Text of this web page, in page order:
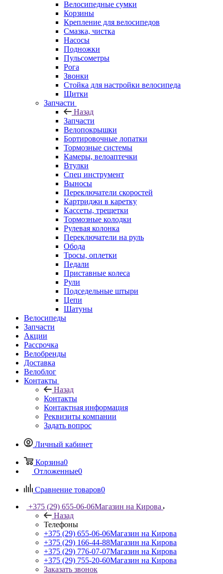
Велосипедные сумки
Корзины
Крепление для велосипедов
Смазка, чистка
Насосы
Подножки
Пульсометры
Рога
Звонки
Стойка для настройки велосипеда
Щитки
Запчасти
Назад
Запчасти
Велопокрышки
Бортировочные лопатки
Тормозные системы
Камеры, велоаптечки
Втулки
Спец инструмент
Выносы
Переключатели скоростей
Картриджи в каретку
Кассеты, трещетки
Тормозные колодки
Рулевая колонка
Переключатели на руль
Обода
Тросы, оплетки
Педали
Приставные колеса
Рули
Подседельные штыри
Цепи
Шатуны
Велосипеды
Запчасти
Акции
Рассрочка
Велобренды
Доставка
Велоблог
Контакты
Назад
Контакты
Контактная информация
Реквизиты компании
Задать вопрос
Личный кабинет
Корзина0
Отложенные0
Сравнение товаров0
+375 (29) 655-06-06Магазин на Кирова
Назад
Телефоны
+375 (29) 655-06-06Магазин на Кирова
+375 (29) 166-44-88Магазин на Кирова
+375 (29) 776-07-07Магазин на Кирова
+375 (29) 755-20-60Магазин на Кирова
Заказать звонок